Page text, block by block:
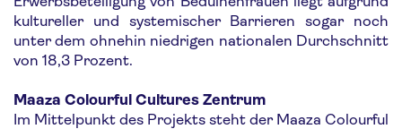
kultureller und systemischer Barrieren sogar noch
unter dem ohnehin niedrigen nationalen Durchschnitt
von 18,3 Prozent.
Maaza Colourful Cultures Zentrum
Im Mittelpunkt des Projekts steht der Maaza Colourful